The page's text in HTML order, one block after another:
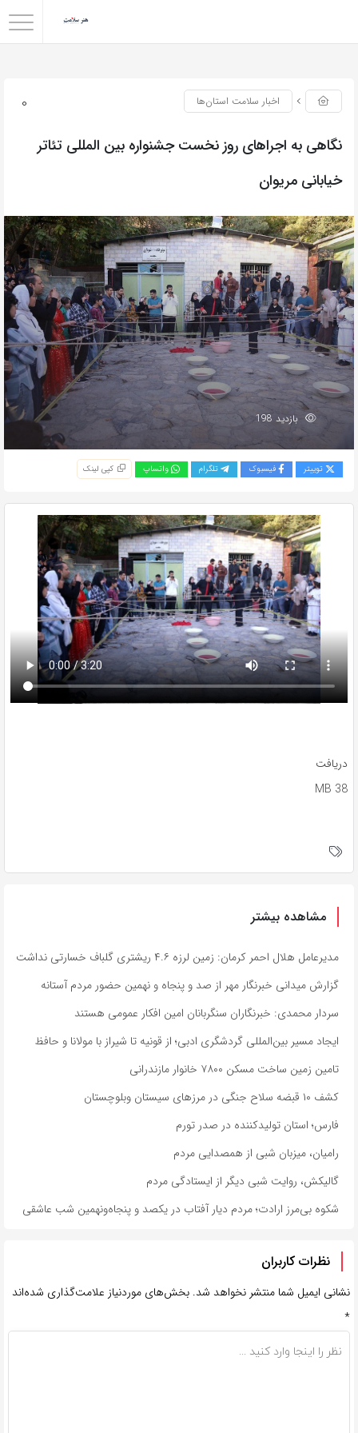
0 اخبار سلامت استان‌ها
نگاهی به اجراهای روز نخست جشنواره بین المللی تئاتر
خیابانی مریوان
بازدید 198
توییتر فیسبوک تلگرام واتساپ کپی لینک
دریافت
38 MB
مشاهده بیشتر
مدیرعامل هلال احمر کرمان: زمین لرزه ۴.۶ ریشتری گلباف خسارتی نداشت
گزارش میدانی خبرنگار مهر از صد و پنجاه و نهمین حضور مردم آستانه
سردار محمدی: خبرنگاران سنگربانان امین افکار عمومی هستند
ایجاد مسیر بین‌المللی گردشگری ادبی؛ از قونیه تا شیراز با مولانا و حافظ
تامین زمین ساخت مسکن ۷۸۰۰ خانوار مازندرانی
کشف ۱۰ قبضه سلاح جنگی در مرزهای سیستان وبلوچستان
فارس؛ استان تولیدکننده در صدر تورم
رامیان، میزبان شبی از همصدایی مردم
گالیکش، روایت شبی دیگر از ایستادگی مردم
شکوه بی‌مرز ارادت؛ مردم دیار آفتاب در یکصد و پنجاه‌ونهمین شب عاشقی
نظرات کاربران
نشانی ایمیل شما منتشر نخواهد شد. بخش‌های موردنیاز علامت‌گذاری شده‌اند
*